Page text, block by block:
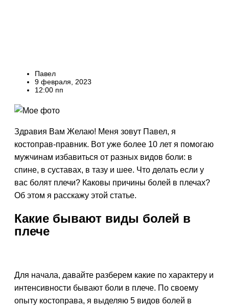
Павел
9 февраля, 2023
12:00 пп
Здравия Вам Желаю! Меня зовут Павел, я
костоправ-правник. Вот уже более 10 лет я помогаю
мужчинам избавиться от разных видов боли: в
спине, в суставах, в тазу и шее. Что делать если у
вас болят плечи? Каковы причины болей в плечах?
Об этом я расскажу этой статье.
Какие бывают виды болей в
плече
Для начала, давайте разберем какие по характеру и
интенсивности бывают боли в плече. По своему
опыту костоправа, я выделяю 5 видов болей в